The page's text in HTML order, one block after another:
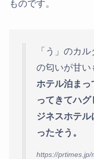
ものです。
「う」のカ
の匂いが甘い
ホテル泊まっ
ってきてハ
ジネスホテ
ったそう。
https://prtimes.jp/